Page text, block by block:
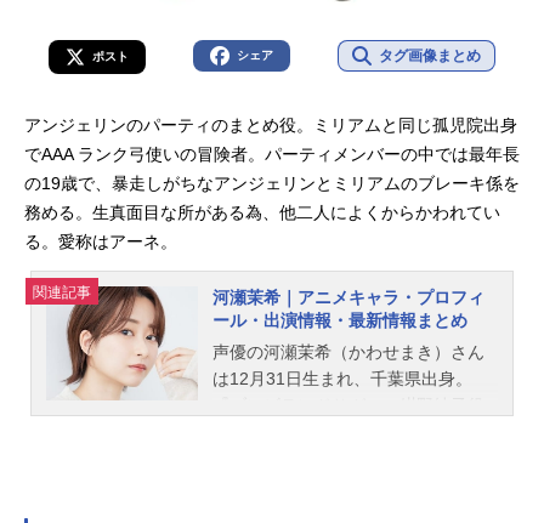
ポスト シェア タグ画像まとめ
アンジェリンのパーティのまとめ役。ミリアムと同じ孤児院出身
でAAA ランク弓使いの冒険者。パーティメンバーの中では最年長
の19歳で、暴走しがちなアンジェリンとミリアムのブレーキ係を
務める。生真面目な所がある為、他二人によくからかわれてい
る。愛称はアーネ。
関連記事
河瀬茉希｜アニメキャラ・プロフィ
ール・出演情報・最新情報まとめ
声優の河瀬茉希（かわせまき）さん
は12月31日生まれ、千葉県出身。